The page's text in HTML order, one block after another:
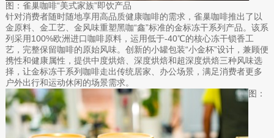
图：雀巢咖啡“美式家族”即饮产品
针对消费者随时随地享用高品质健康咖啡的需求，雀巢咖啡推出了以
金原料、金工艺、金风味重塑黑咖“鑫”标准的金标冻干系列产品。该系
列采用100%欧洲进口咖啡原料，运用低于-40℃的核心冻干锁香工
艺，完整保留咖啡的原始风味。创新的小罐包装“小金杯”设计，兼顾便
携性和健康属性，提供中度烘焙、深度烘焙和超深度烘焙三种风味选
择，让金标冻干系列咖啡走出传统居家、办公场景，满足消费者更多
户外出行和运动休闲的场景需求。
图：